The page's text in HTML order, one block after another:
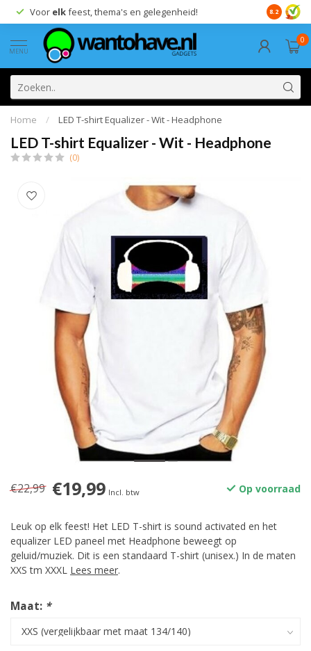
Voor elkfeest, thema's en gelegenheid! 8.2
MENU
0
Home / LED T-shirt Equalizer - Wit - Headphone
LED T-shirt Equalizer - Wit - Headphone
(0)
€22,99 €19,99 Incl. btw Op voorraad
Leuk op elk feest! Het LED T-shirt is sound activated en het
equalizer LED paneel met Headphone beweegt op
geluid/muziek. Dit is een standaard T-shirt (unisex.) In de maten
XXS tm XXXL Lees meer.
Maat: *